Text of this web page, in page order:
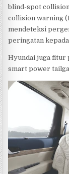
blind-spot
collision warning
mendeteksi
peringatan
Hyundai juga fitur
smart power